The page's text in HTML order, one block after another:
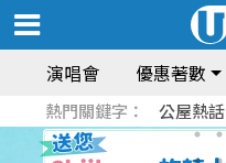
演唱會 優惠著數
熱門關鍵字： 公屋熱話